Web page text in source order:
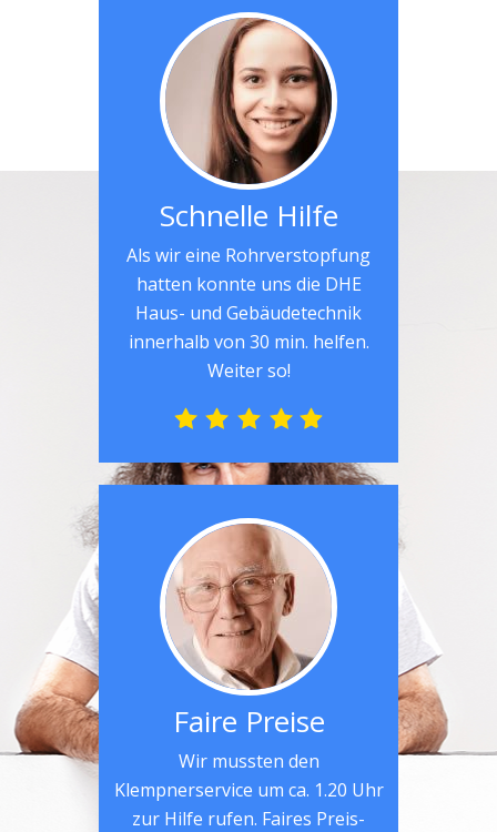
Schnelle Hilfe
Als wir eine Rohrverstopfung
hatten konnte uns die DHE
Haus- und Gebäudetechnik
innerhalb von 30 min. helfen.
Weiter so!
Faire Preise
Wir mussten den
Klempnerservice um ca. 1.20 Uhr
zur Hilfe rufen. Faires Preis-